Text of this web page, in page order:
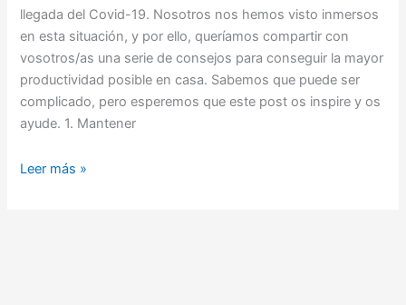
llegada del Covid-19. Nosotros nos hemos visto inmersos
en esta situación, y por ello, queríamos compartir con
vosotros/as una serie de consejos para conseguir la mayor
productividad posible en casa. Sabemos que puede ser
complicado, pero esperemos que este post os inspire y os
ayude. 1. Mantener
Leer más »